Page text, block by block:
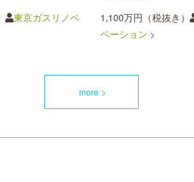
東京ガスリノベ
1,100万円（税抜き）
ベーション
more